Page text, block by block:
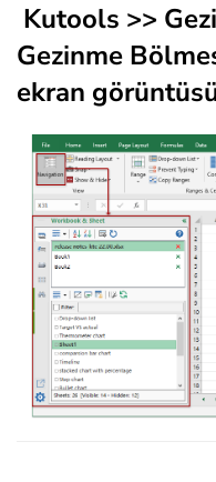
Kutools >>
Gezinme
ekran